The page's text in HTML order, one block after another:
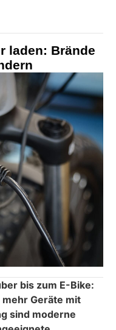
laden: Brände
bis zum E-Bike:
Geräte mit
sind moderne